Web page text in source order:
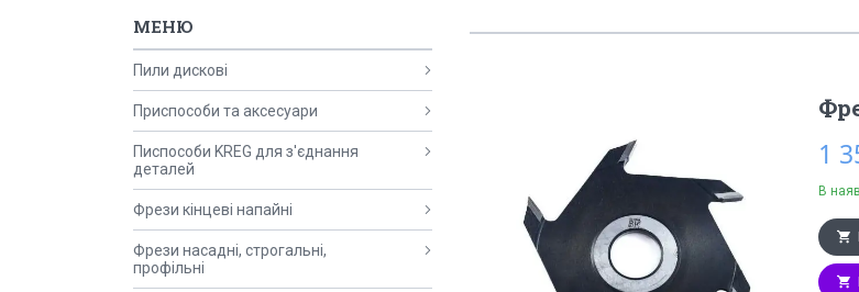
1
В
Пили дискові
Приспособи та аксесуари
Писпособи KREG для з'єднання
деталей
Фрези кінцеві напайні
Фрези насадні, строгальні,
профільні